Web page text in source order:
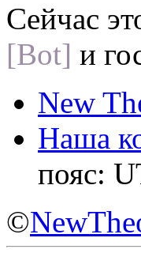
Сейчас
[Bot] и
New
Наша
пояс:
©